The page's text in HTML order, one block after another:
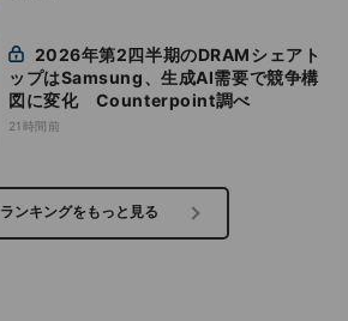
ップはSamsung、生成AI需要で競争構
図に変化 Counterpoint調べ
21時間前
ランキングをもっと見る